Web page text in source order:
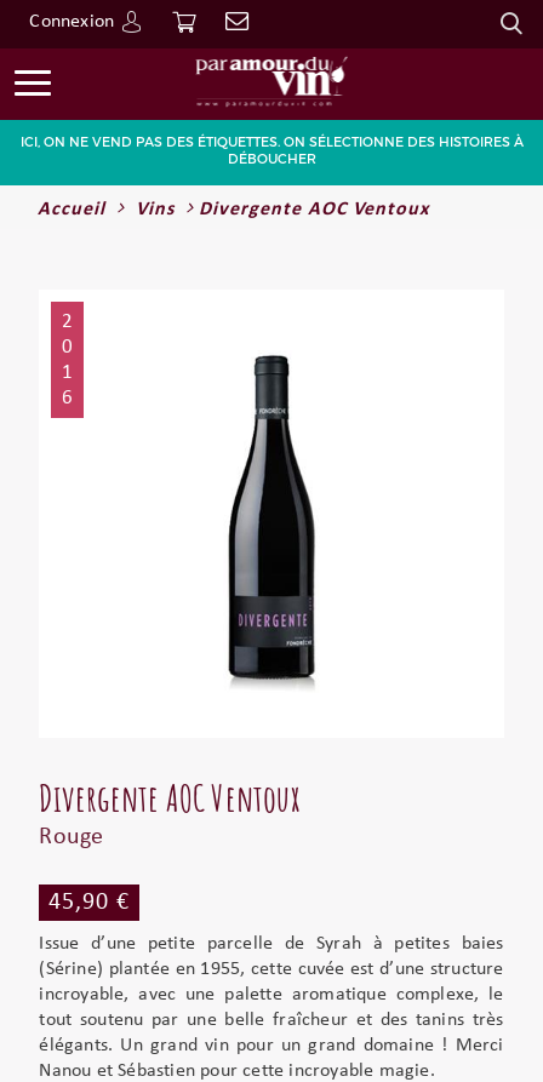
Connexion
Go
ICI, ON NE VEND PAS DES ÉTIQUETTES. ON SÉLECTIONNE DES HISTOIRES À
DÉBOUCHER
Accueil Vins Divergente AOC Ventoux
2
0
1
6
Divergente AOC Ventoux
Rouge
45,90 €
Issue d’une petite parcelle de Syrah à petites baies
(Sérine) plantée en 1955, cette cuvée est d’une structure
incroyable, avec une palette aromatique complexe, le
tout soutenu par une belle fraîcheur et des tanins très
élégants. Un grand vin pour un grand domaine ! Merci
Nanou et Sébastien pour cette incroyable magie.